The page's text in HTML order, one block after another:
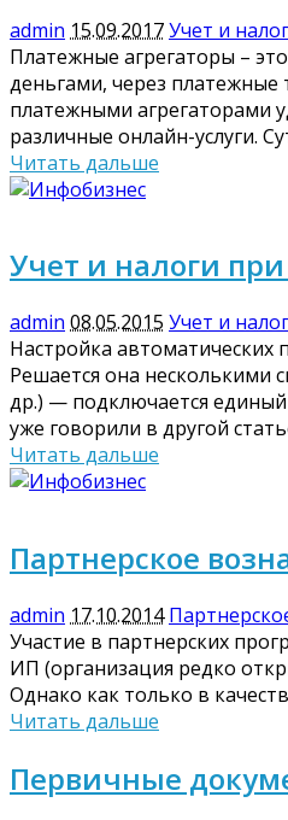
admin 15.09.2017Учет и
Платежные агрегаторы –
деньгами, через платежные
платежными агрегаторами
различные онлайн-услуги.
Читать дальше
Учет и налоги
admin 08.05.2015 Учет и
Настройка
Решается она несколькими
др.) — подключается
уже говорили в другой
Читать дальше
Партнерское
admin 17.10.2014
Участие в партнерских
ИП (организация редко
Однако как только в
Читать дальше
Первичные